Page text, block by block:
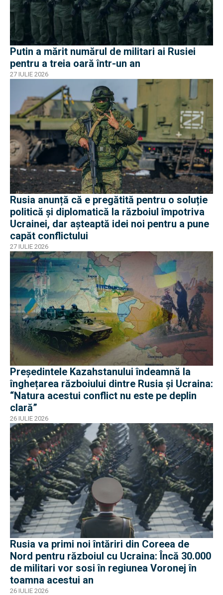
Putin a mărit numărul de militari ai Rusiei
pentru a treia oară într-un an
27 IULIE 2026
Rusia anunță că e pregătită pentru o soluție
politică și diplomatică la războiul împotriva
Ucrainei, dar așteaptă idei noi pentru a pune
capăt conflictului
27 IULIE 2026
Președintele Kazahstanului îndeamnă la
înghețarea războiului dintre Rusia și Ucraina:
“Natura acestui conflict nu este pe deplin
clară”
26 IULIE 2026
Rusia va primi noi întăriri din Coreea de
Nord pentru războiul cu Ucraina: Încă 30.000
de militari vor sosi în regiunea Voronej în
toamna acestui an
26 IULIE 2026